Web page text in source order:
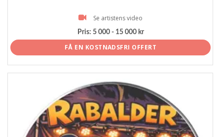
Se artistens video
Pris: 5 000 - 15 000 kr
FÅ EN KOSTNADSFRI OFFERT